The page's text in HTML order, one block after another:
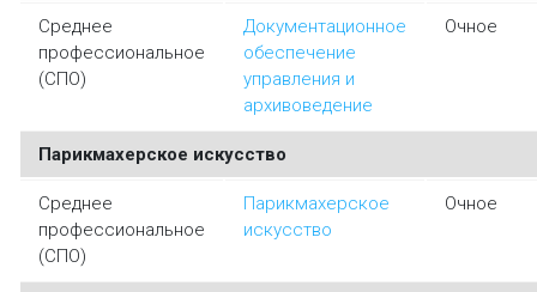
Среднее
профессиональное
(СПО)
Документационное
обеспечение
управления и
архивоведение
Очное
Парикмахерское искусство
Среднее
профессиональное
(СПО)
Парикмахерское
искусство
Очное